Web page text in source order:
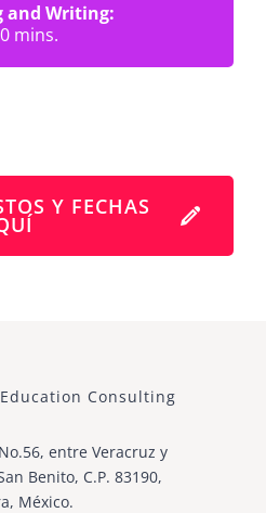
and Writing:
mins.
Y FECHAS
Consulting
entre Veracruz y
Benito, C.P. 83190,
México.